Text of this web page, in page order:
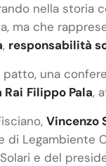
nella storia
ma che
, responsabilità
una
Rai Filippo Pala,
Vincenzo
Legambiente
e del